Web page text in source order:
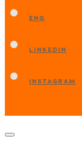
ENG
LINKEDIN
INSTAGRAM